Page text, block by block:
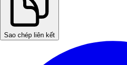
Sao chép liên kết